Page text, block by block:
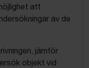
att
av de
jämför
objekt vid